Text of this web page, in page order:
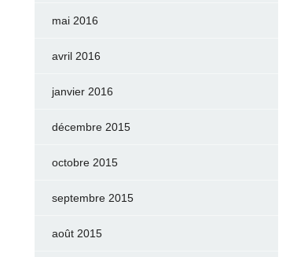
mai 2016
avril 2016
janvier 2016
décembre 2015
octobre 2015
septembre 2015
août 2015